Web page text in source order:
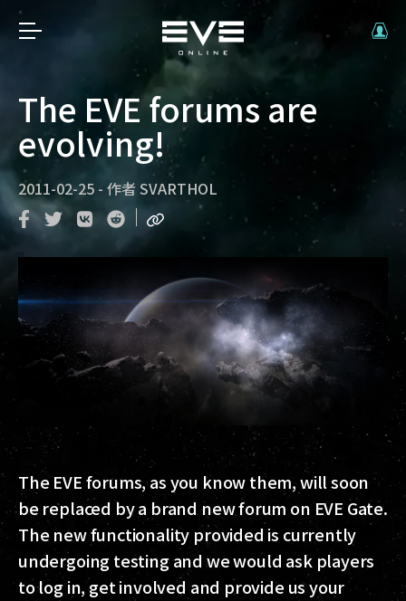
The EVE forums are
evolving!
2011-02-25 - 作者 SVARTHOL
The EVE forums, as you know them, will soon
be replaced by a brand new forum on EVE Gate.
The new functionality provided is currently
undergoing testing and we would ask players
to log in, get involved and provide us your